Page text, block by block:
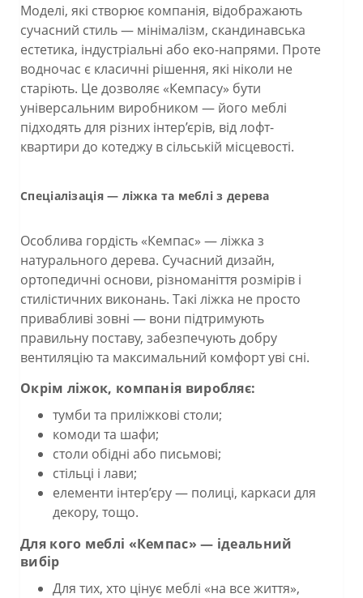
Моделі, які створює компанія, відображають
сучасний стиль — мінімалізм, скандинавська
естетика, індустріальні або еко-напрями. Проте
водночас є класичні рішення, які ніколи не
старіють. Це дозволяє «Кемпасу» бути
універсальним виробником — його меблі
підходять для різних інтер’єрів, від лофт-
квартири до котеджу в сільській місцевості.
Спеціалізація — ліжка та меблі з дерева
Особлива гордість «Кемпас» — ліжка з
натурального дерева. Сучасний дизайн,
ортопедичні основи, різноманіття розмірів і
стилістичних виконань. Такі ліжка не просто
привабливі зовні — вони підтримують
правильну поставу, забезпечують добру
вентиляцію та максимальний комфорт уві сні.
Окрім ліжок, компанія виробляє:
тумби та приліжкові столи;
комоди та шафи;
столи обідні або письмові;
стільці і лави;
елементи інтер’єру — полиці, каркаси для
декору, тощо.
Для кого меблі «Кемпас» — ідеальний
вибір
Для тих, хто цінує меблі «на все життя»,